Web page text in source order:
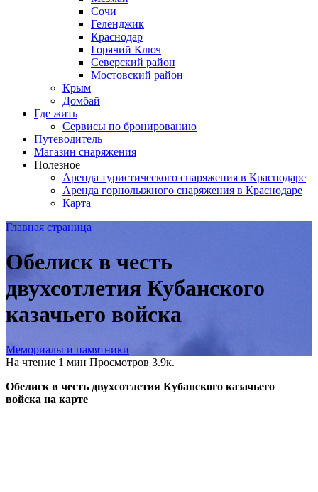
Сочи
Геленджик
Краснодар
Горячий Ключ
Северский район
Мостовский район
Крым
Домбай
Где жить
Сервисы по бронированию
Путеводитель
Магазин снаряжения
Полезное
Аренда туристического снаряжения в Краснодаре
Аренда горнолыжного снаряжения в Краснодаре
Карта
Главная страница
Обелиск в честь
двухсотлетия Кубанского
казачьего войска
Мемориалы и памятники
На чтение 1 мин Просмотров 3.9к.
Обелиск в честь двухсотлетия Кубанского казачьего
войска на карте